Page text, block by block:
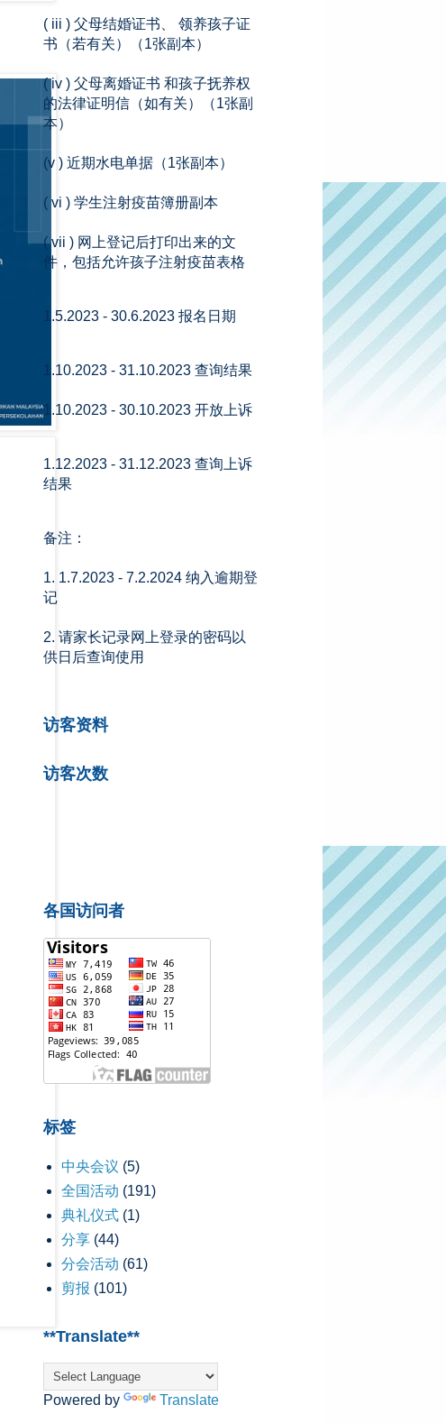
( iii ) 父母结婚证书、 领养孩子证
书（若有关）（1张副本）
( iv ) 父母离婚证书 和孩子抚养权
的法律证明信（如有关）（1张副
本）
(v ) 近期水电单据（1张副本）
( vi ) 学生注射疫苗簿册副本
( vii ) 网上登记后打印出来的文
件，包括允许孩子注射疫苗表格
1.5.2023 - 30.6.2023 报名日期
1.10.2023 - 31.10.2023 查询结果
1.10.2023 - 30.10.2023 开放上诉
1.12.2023 - 31.12.2023 查询上诉
结果
备注：
1. 1.7.2023 - 7.2.2024 纳入逾期登
记
2. 请家长记录网上登录的密码以
供日后查询使用
访客资料
访客次数
各国访问者
标签
中央会议 (5)
全国活动 (191)
典礼仪式 (1)
分享 (44)
分会活动 (61)
剪报 (101)
**Translate**
Powered by Translate